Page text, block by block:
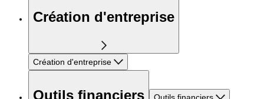
Création d'entreprise
Création d'entreprise
Outils financiers